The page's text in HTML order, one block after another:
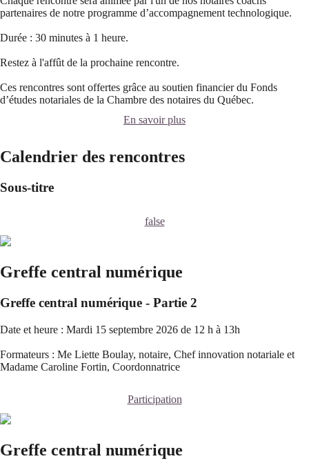
partenaires de notre programme d’accompagnement technologique.
Durée : 30 minutes à 1 heure.
Restez à l'affût de la prochaine rencontre.
Ces rencontres sont offertes grâce au soutien financier du Fonds
d’études notariales de la Chambre des notaires du Québec.
En savoir plus
Calendrier des rencontres
Sous-titre
false
Greffe central numérique
Greffe central numérique - Partie 2
Date et heure : Mardi 15 septembre 2026 de 12 h à 13h
Formateurs : Me Liette Boulay, notaire, Chef innovation notariale et
Madame Caroline Fortin, Coordonnatrice
Participation
Greffe central numérique